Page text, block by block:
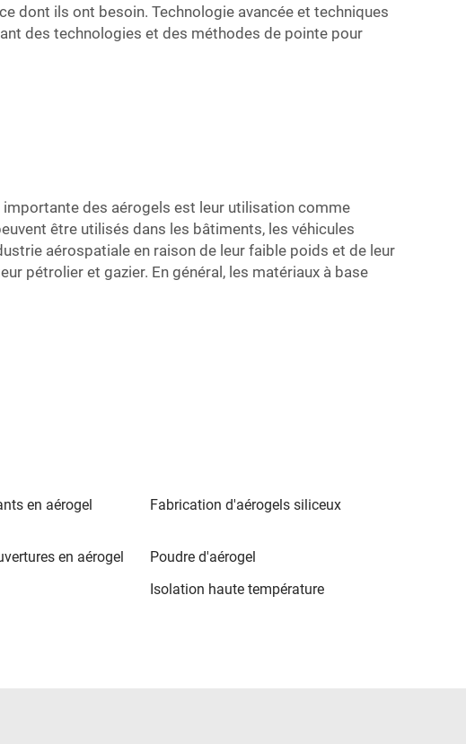
dont ils ont besoin. Technologie avancée et techniques
des technologies et des méthodes de pointe pour
des aérogels est leur utilisation comme
être utilisés dans les bâtiments, les véhicules
aérospatiale en raison de leur faible poids et de leur
pétrolier et gazier. En général, les matériaux à base
en aérogel Fabrication d'aérogels siliceux
en aérogel
Poudre d'aérogel
Isolation haute température